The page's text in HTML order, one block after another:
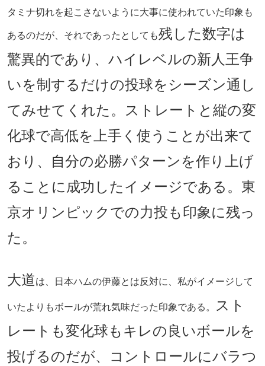
タミナ切れを起こさないように大事に使われていた印象も
あるのだが、それであったとしても残した数字は
驚異的であり、ハイレベルの新人王争
いを制するだけの投球をシーズン通し
てみせてくれた。ストレートと縦の変
化球で高低を上手く使うことが出来て
おり、自分の必勝パターンを作り上げ
ることに成功したイメージである。東
京オリンピックでの力投も印象に残っ
た。
大道は、日本ハムの伊藤とは反対に、私がイメージして
いたよりもボールが荒れ気味だった印象である。
スト
レートも変化球もキレの良いボールを
投げるのだが、コントロールにバラつ